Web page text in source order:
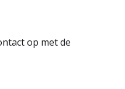
op met de